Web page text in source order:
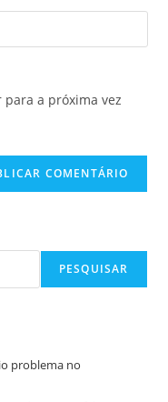
para a próxima vez
PESQUISAR
problema no